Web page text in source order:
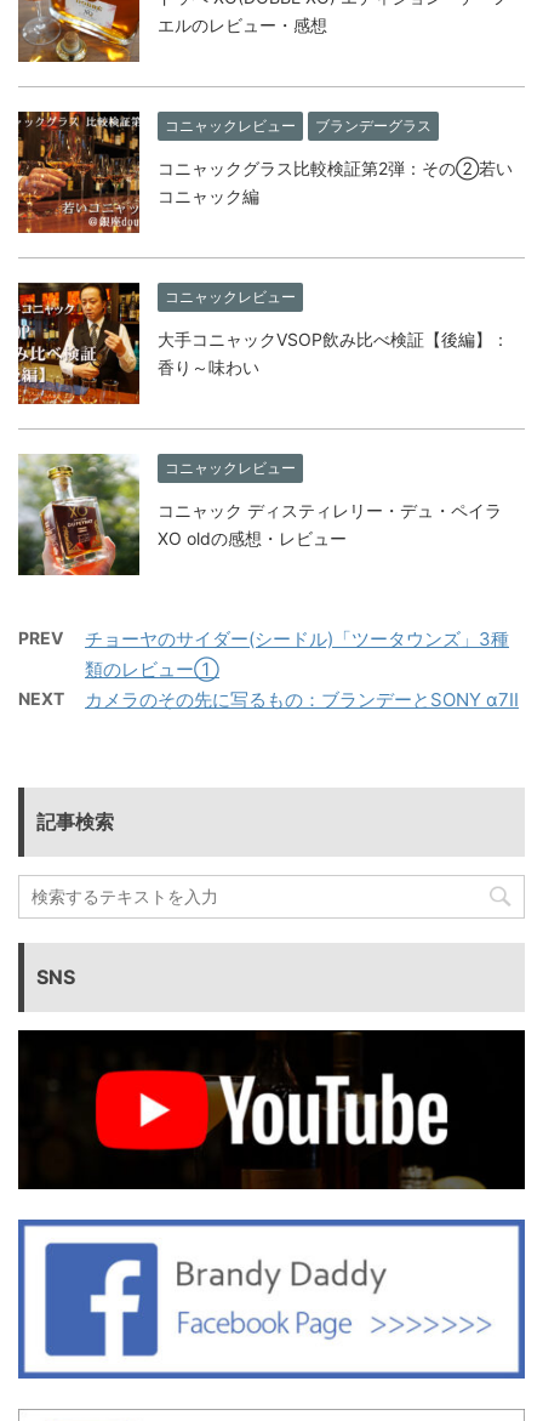
エルのレビュー・感想
コニャックレビュー ブランデーグラス
コニャックグラス比較検証第2弾：その②若い
コニャック編
コニャックレビュー
大手コニャックVSOP飲み比べ検証【後編】：
香り～味わい
コニャックレビュー
コニャック ディスティレリー・デュ・ペイラ
XO oldの感想・レビュー
PREV
チョーヤのサイダー(シードル)「ツータウンズ」3種
類のレビュー①
NEXT カメラのその先に写るもの：ブランデーとSONY α7II
記事検索
SNS